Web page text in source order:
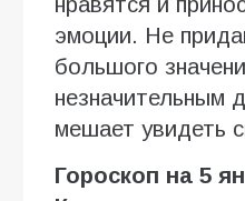
эмоции. Не
большого
незначительным
мешает увидеть
Гороскоп на 5